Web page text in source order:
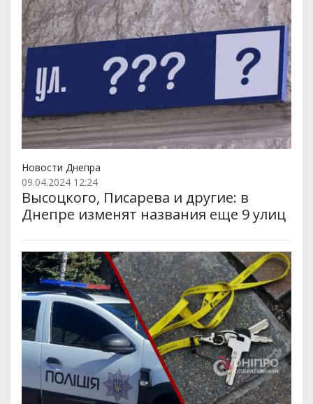
Новости Днепра
09.04.2024 12:24
Высоцкого, Писарева и другие: в
Днепре изменят названия еще 9 улиц